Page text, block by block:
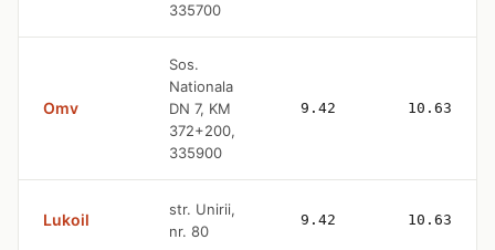
335700
Omv
Sos.
Nationala
DN 7, KM
372+200,
335900
9.42 10.63
Lukoil
str. Unirii,
nr. 80
9.42 10.63